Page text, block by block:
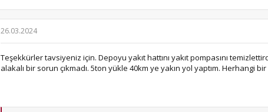
26.03.2024
Teşekkürler tavsiyeniz için. Depoyu yakıt hattını yakıt pompasını
alakalı bir sorun çıkmadı. 5ton yükle 40km ye yakın yol yaptım. Herhangi